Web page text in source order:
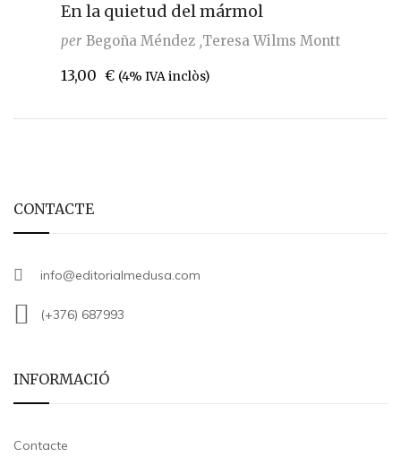
En la quietud del mármol
per Begoña Méndez Teresa Wilms Montt
13,00 € (4% IVA inclòs)
CONTACTE
info@editorialmedusa.com
(+376) 687993
INFORMACIÓ
Contacte